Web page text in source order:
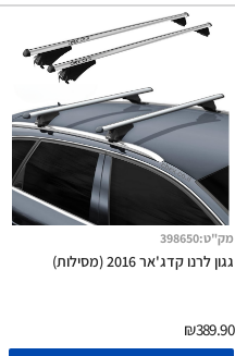
מק"ט:
398650
גגון לרנו קדג'אר 2016 (מסילות)
₪389.90